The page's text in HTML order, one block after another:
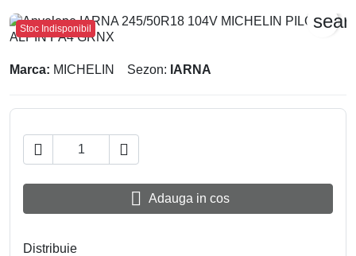
Stoc Indisponibil
Marca: MICHELIN Sezon: IARNA
 
 Adauga in cos
Distribuie